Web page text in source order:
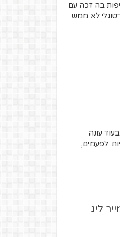
בה זכה עם
הפורטוגלי לא ממש
עונה
לפעמים,
ליג